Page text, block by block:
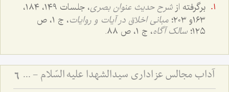
برگرفته از شرح حدیث عنوان بصری
، جلسات ١٤٩، ١٨٤،
١٦٣و ٢٠٣؛
مبانی اخلاق در آیات و روایات
، ج ١، ص
١٢٥؛ سالک آگاه، ج ١، ص ٨٨.
آداب مجالس عزاداری سیدالشهدا علیه السّلام - و دستورات بزرگان راجع به ماه‌های محرم و صفر 6